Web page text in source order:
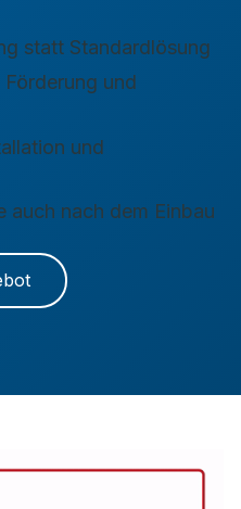
statt Standardlösung
und
und
auch nach dem Einbau